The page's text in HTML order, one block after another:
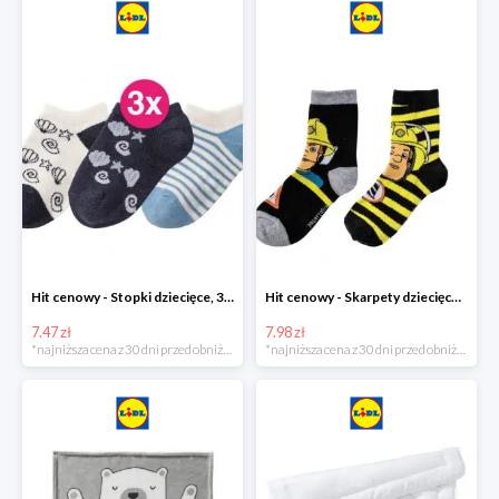
Hit cenowy - Stopki dziecięce, 3 pary
7.47 zł
Hit cenowy - Skarpety dziecięce, 2 pary
7.98 zł